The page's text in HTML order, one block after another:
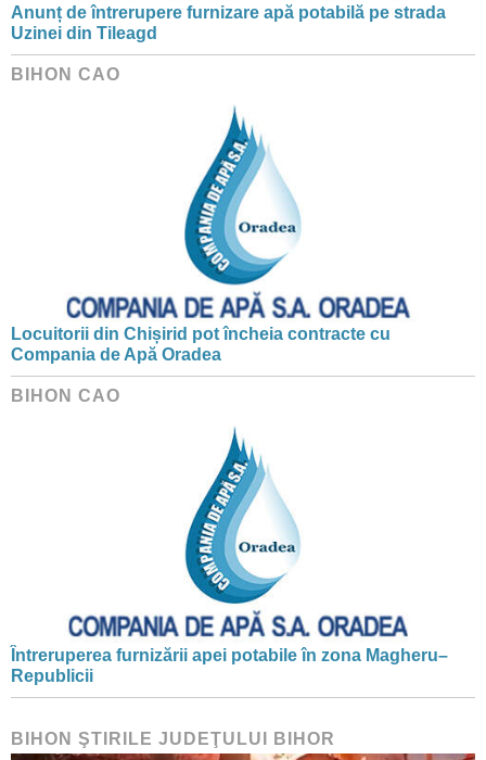
Anunț de întrerupere furnizare apă potabilă pe strada
Uzinei din Tileagd
BIHON CAO
Locuitorii din Chișirid pot încheia contracte cu
Compania de Apă Oradea
BIHON CAO
Întreruperea furnizării apei potabile în zona Magheru–
Republicii
BIHON ŞTIRILE JUDEŢULUI BIHOR